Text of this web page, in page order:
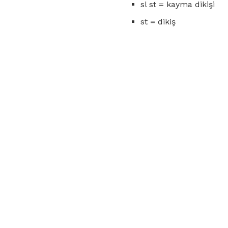
sl st = kayma dikişi
st = dikiş